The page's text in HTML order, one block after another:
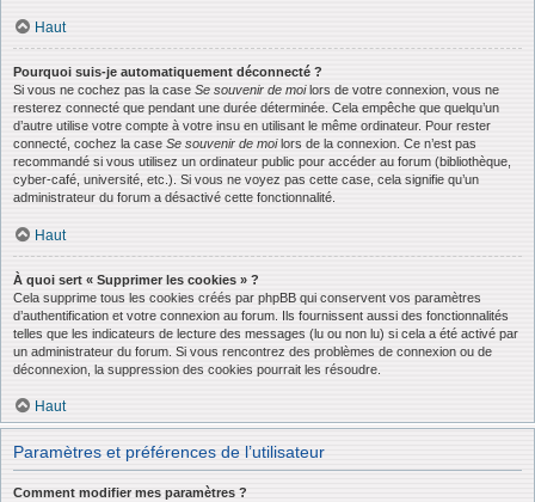
Haut
Pourquoi suis-je automatiquement déconnecté ?
Si vous ne cochez pas la case Se souvenir de moilors de votre connexion, vous ne
resterez connecté que pendant une durée déterminée. Cela empêche que quelqu’un
d’autre utilise votre compte à votre insu en utilisant le même ordinateur. Pour rester
connecté, cochez la case Se souvenir de moilors de la connexion. Ce n’est pas
recommandé si vous utilisez un ordinateur public pour accéder au forum (bibliothèque,
cyber-café, université, etc.). Si vous ne voyez pas cette case, cela signifie qu’un
administrateur du forum a désactivé cette fonctionnalité.
Haut
À quoi sert « Supprimer les cookies » ?
Cela supprime tous les cookies créés par phpBB qui conservent vos paramètres
d’authentification et votre connexion au forum. Ils fournissent aussi des fonctionnalités
telles que les indicateurs de lecture des messages (lu ou non lu) si cela a été activé par
un administrateur du forum. Si vous rencontrez des problèmes de connexion ou de
déconnexion, la suppression des cookies pourrait les résoudre.
Haut
Paramètres et préférences de l’utilisateur
Comment modifier mes paramètres ?